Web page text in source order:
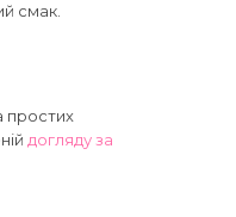
смак.
простих
догляду за